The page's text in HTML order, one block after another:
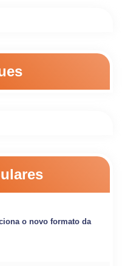
o novo formato da